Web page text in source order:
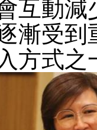
互動減
漸受到
方式之